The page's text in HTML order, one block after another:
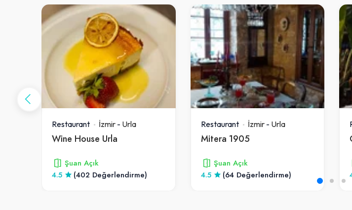
Restaurant İzmir - Urla
Wine House Urla
Şuan Açık
4.5
(402 Değerlendirme)
Restaurant İzmir- Urla
Mitera 1905
Şuan Açık
4.5
(64 Değerlendirme)